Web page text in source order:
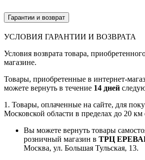
Гарантии и возврат
УСЛОВИЯ ГАРАНТИИ И ВОЗВРАТА
Условия возврата товара,
магазине.
Товары, приобретенные в интернет-
можете вернуть в течение 14 дней
1. Товары, оплаченные на сайте, для
Московской области в пределах до 20
Вы можете вернуть товары
розничный магазин в ТРЦ
Москва, ул. Большая Тульская, 13.